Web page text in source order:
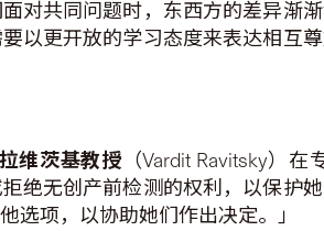
对共同问题时，东西方的差异渐
以更开放的学习态度来表达相互
拉维茨基教授 （Vardit Ravitsky）
绝无创产前检测的权利，以保护
选项，以协助她们作出决定。」